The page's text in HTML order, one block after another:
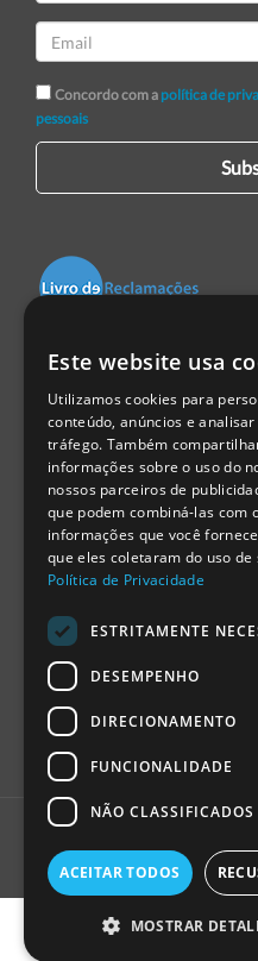
Concordo com a política de
pessoais
Centro de Arbitragem de
1999 - 2026
Pavilhão do
Este website usa
Utilizamos cookies para
conteúdo, anúncios e analisar
tráfego. Também
informações sobre o uso do
nossos parceiros de
que podem combiná-las com
informações que você
que eles coletaram do uso de
Política de Privacidade
ESTRITAMENTE
DESEMPENHO
DIRECIONAMENTO
FUNCIONALIDADE
NÃO CLASSIFICADOS
ACEITAR TODOS
MOSTRAR